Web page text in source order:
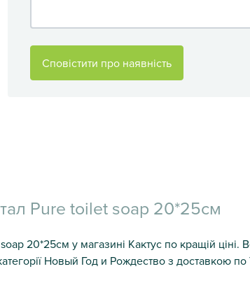
Сповістити про наявність
Pure toilet soap 20*25см
20*25см у магазині Кактус по кращій ціні.
Новый Год и Рождество з доставкою по